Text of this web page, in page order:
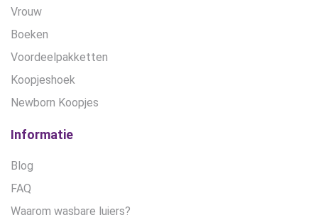
Vrouw
Boeken
Voordeelpakketten
Koopjeshoek
Newborn Koopjes
Informatie
Blog
FAQ
Waarom wasbare luiers?